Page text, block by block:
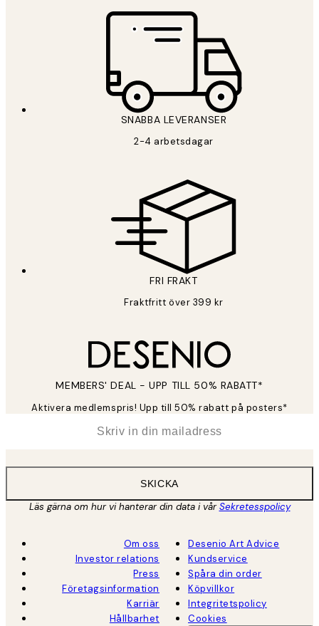
SNABBA LEVERANSER
2-4 arbetsdagar
FRI FRAKT
Fraktfritt över 399 kr
MEMBERS' DEAL - UPP TILL 50% RABATT*
Aktivera medlemspris! Upp till 50% rabatt på posters*
SKICKA
Läs gärna om hur vi hanterar din data i vårSekretesspolicy
Om oss
Investor relations
Press
Företagsinformation
Karriär
Hållbarhet
Desenio Art Advice
Kundservice
Spåra din order
Köpvillkor
Integritetspolicy
Cookies